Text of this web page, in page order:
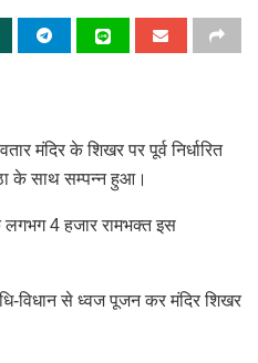
मंदिर के शिखर पर पूर्व निर्धारित
के साथ सम्पन्न हुआ।
लगभग 4 हजार रामभक्त इस
विधान से ध्वज पूजन कर मंदिर शिखर